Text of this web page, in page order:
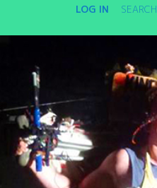
LOG IN SEARCH